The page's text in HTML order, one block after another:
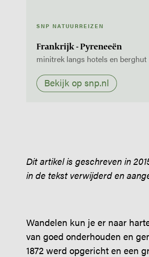
SNP NATUURREIZEN
Frankrijk - Pyreneeën
minitrek langs hotels en berghut
Bekijk op snp.nl
Dit artikel is geschreven in
in de tekst verwijderd en
Wandelen kun je er naar
van goed onderhouden en
1872 werd opgericht en een